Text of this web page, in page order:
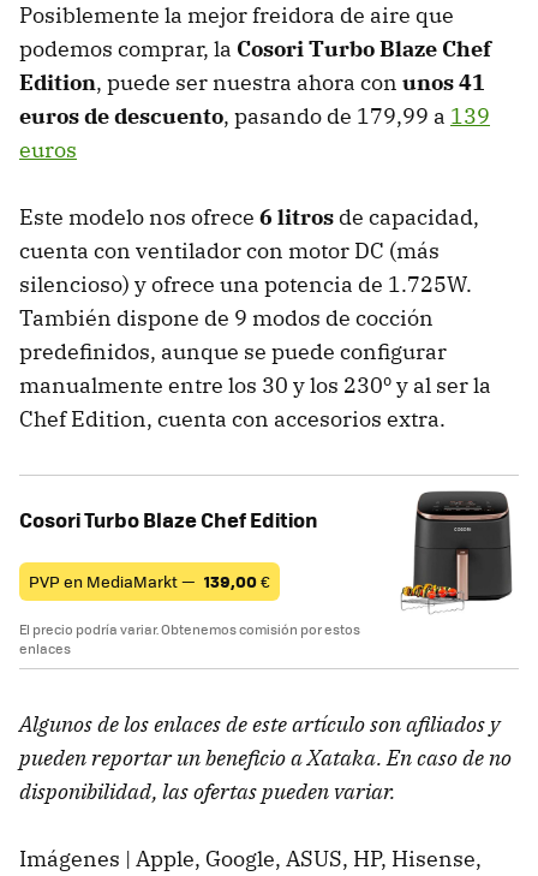
Posiblemente la mejor freidora de aire que
podemos comprar, la Cosori Turbo Blaze Chef
Edition, puede ser nuestra ahora con unos 41
euros de descuento, pasando de 179,99 a 139
euros
Este modelo nos ofrece 6 litros de capacidad,
cuenta con ventilador con motor DC (más
silencioso) y ofrece una potencia de 1.725W.
También dispone de 9 modos de cocción
predefinidos, aunque se puede configurar
manualmente entre los 30 y los 230º y al ser la
Chef Edition, cuenta con accesorios extra.
Cosori Turbo Blaze Chef Edition
PVP en MediaMarkt — 139,00€
El precio podría variar. Obtenemos comisión por estos
enlaces
Algunos de los enlaces de este artículo son afiliados y
pueden reportar un beneficio a Xataka. En caso de no
disponibilidad, las ofertas pueden variar.
Imágenes | Apple, Google, ASUS, HP, Hisense,